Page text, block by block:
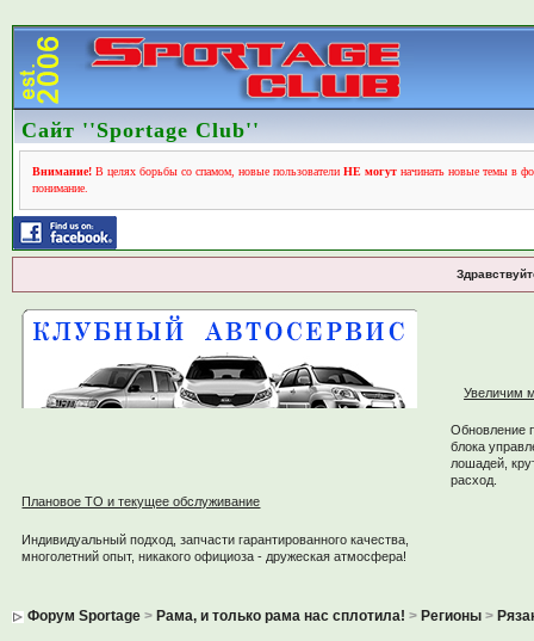
Сайт ''Sportage Club''
Внимание!В целях борьбы со спамом, новые пользователи НЕ могутначинать новые темы в
понимание.
Плановое ТО и текущее обслуживание
Индивидуальный подход, запчасти гарантированного качества,
многолетний опыт, никакого официоза - дружеская атмосфера!
Увеличим
Обновление
блока
лошадей,
расход.
Форум Sportage> Рама, и только рама нас сплотила! > Регионы>